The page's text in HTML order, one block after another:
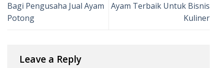
Bagi Pengusaha Jual Ayam
Potong
Ayam Terbaik Untuk Bisnis
Kuliner
Leave a Reply